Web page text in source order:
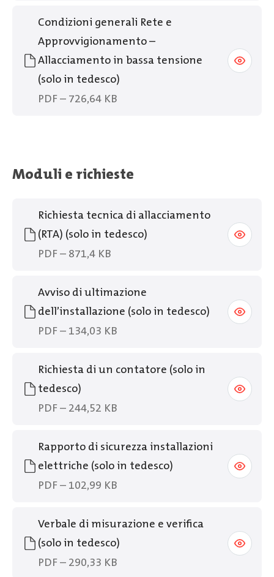
Condizioni generali Rete e
Approvvigionamento –
Allacciamento in bassa tensione
(solo in tedesco)
PDF – 726,64 KB
Moduli e richieste
Richiesta tecnica di allacciamento
(RTA) (solo in tedesco)
PDF – 871,4 KB
Avviso di ultimazione
dell’installazione (solo in tedesco)
PDF – 134,03 KB
Richiesta di un contatore (solo in
tedesco)
PDF – 244,52 KB
Rapporto di sicurezza installazioni
elettriche (solo in tedesco)
PDF – 102,99 KB
Verbale di misurazione e verifica
(solo in tedesco)
PDF – 290,33 KB